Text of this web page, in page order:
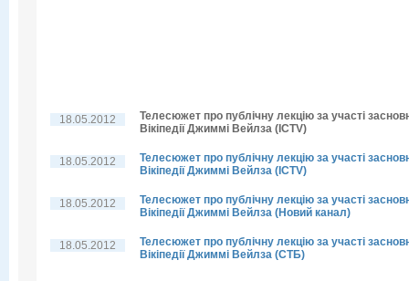
18.05.2012
Телесюжет про публічну лекцію за участі
Вікіпедії Джиммі Вейлза (ICTV)
18.05.2012
Телесюжет про публічну лекцію за участі
Вікіпедії Джиммі Вейлза (ICTV)
18.05.2012
Телесюжет про публічну лекцію за участі
Вікіпедії Джиммі Вейлза (Новий канал)
18.05.2012
Телесюжет про публічну лекцію за участі
Вікіпедії Джиммі Вейлза (СТБ)